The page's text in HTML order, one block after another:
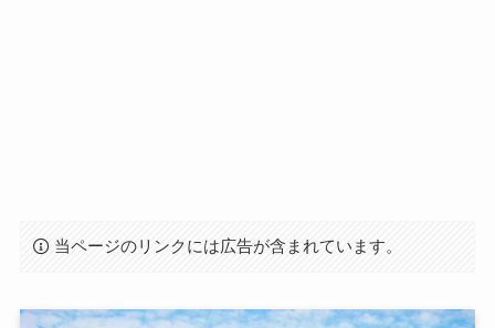
当ページのリンクには広告が含まれています。